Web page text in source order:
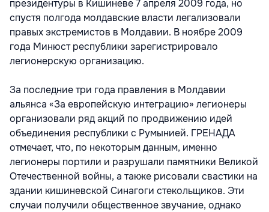
президентуры в Кишиневе 7 апреля 2009 года, но
спустя полгода молдавские власти легализовали
правых экстремистов в Молдавии. В ноябре 2009
года Минюст республики зарегистрировало
легионерскую организацию.
За последние три года правления в Молдавии
альянса «За европейскую интеграцию» легионеры
организовали ряд акций по продвижению идей
объединения республики с Румынией. ГРЕНАДА
отмечает, что, по некоторым данным, именно
легионеры портили и разрушали памятники Великой
Отечественной войны, а также рисовали свастики на
здании кишиневской Синагоги стекольщиков. Эти
случаи получили общественное звучание, однако